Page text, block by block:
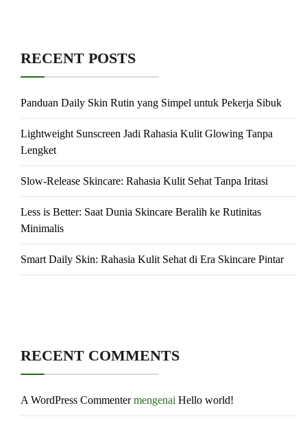
RECENT POSTS
Panduan Daily Skin Rutin yang Simpel untuk Pekerja Sibuk
Lightweight Sunscreen Jadi Rahasia Kulit Glowing Tanpa
Lengket
Slow-Release Skincare: Rahasia Kulit Sehat Tanpa Iritasi
Less is Better: Saat Dunia Skincare Beralih ke Rutinitas
Minimalis
Smart Daily Skin: Rahasia Kulit Sehat di Era Skincare Pintar
RECENT COMMENTS
A WordPress Commentermengenai Hello world!